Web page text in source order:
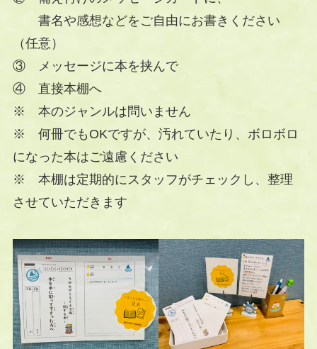
書名や感想などをご自由にお書きください
（任意）
③ メッセージに本を挟んで
④ 直接本棚へ
※ 本のジャンルは問いません
※ 何冊でもOKですが、汚れていたり、ボロボロ
になった本はご遠慮ください
※ 本棚は定期的にスタッフがチェックし、整理
させていただきます